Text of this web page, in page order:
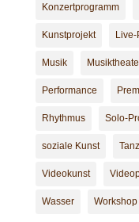
Konzertprogramm
Kunstprojekt
Musik
Performance
Rhythmus Solo-
soziale Kunst Tanz
Videokunst
Wasser Workshop